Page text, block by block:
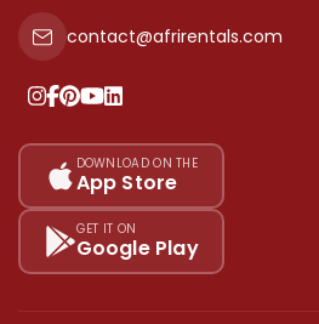
Conditions d'Utilisation
Politique de Confidentialité
Nos tarifs
Plan du site
Propriété à vendre
Propriété à louer
Ajoutez votre témoignage
contact@afrirentals.com
DOWNLOAD ON THE
App Store
GET IT ON
Google Play